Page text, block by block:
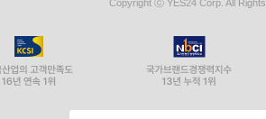
Copyright ⓒ YES24 Corp. All